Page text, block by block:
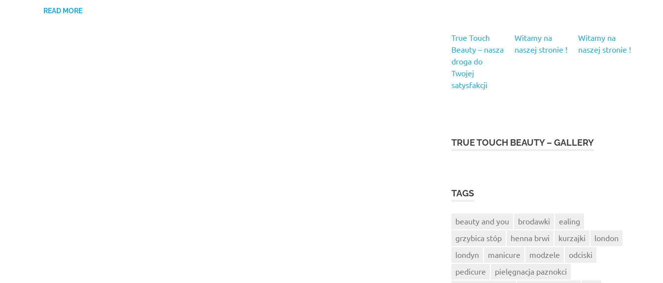
READ MORE
True Touch
Beauty – nasza
droga do
Twojej
satysfakcji
Witamy na
naszej stronie !
Witamy na
naszej stronie !
TRUE TOUCH BEAUTY – GALLERY
TAGS
beauty and you brodawki
ealing
grzybica stóp
henna brwi kurzajki
london
londyn
manicure modzele
odciski
pedicure
pielęgnacja paznokci